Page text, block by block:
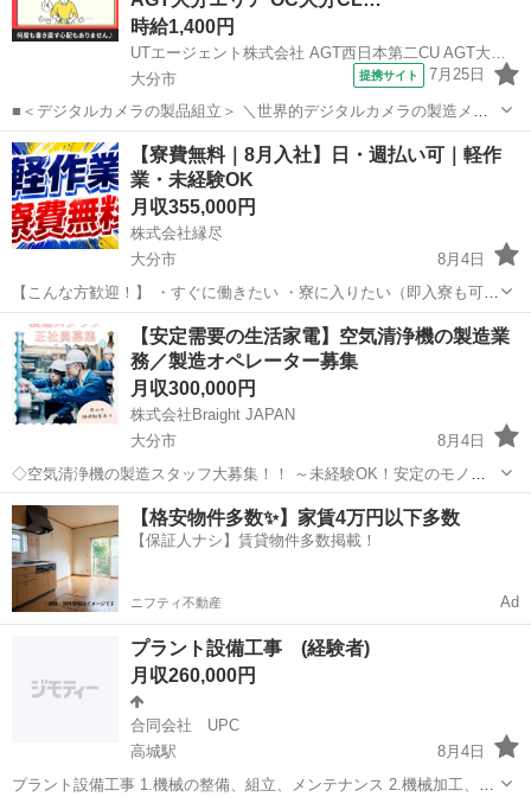
時給1,400円
UTエージェント株式会社 AGT西日本第二CU AGT大分エリア OC大分CL 《JYFT1C》
大分市
提携サイト 7月25日
■＜デジタルカメラの製品組立＞ ＼世界的デジタルカメラの製造メー
カーでのお仕事！／ ＜具体的には…＞ ★デジタルカメラの製品組立の
お仕事です！ ◆複数装置を扱うマルチタスク業務 ◆正確な作業が必要
です！手先が器用な方歓...
大分 大分市 工場
【寮費無料｜8月入社】日・週払い可｜軽作
業・未経験OK
月収355,000円
株式会社縁尽
大分市
8月4日
【こんな方歓迎！】 ・すぐに働きたい ・寮に入りたい（即入寮も可）
・日払い、週払いを利用したい ・稼ぎたい ・モクモク作業がしたい
・未経験から始めたい まずはお気軽にご相談ください◎ ↓↓↓↓...
大分 大分市 工場
【安定需要の生活家電】空気清浄機の製造業
務／製造オペレーター募集
月収300,000円
株式会社Braight JAPAN
大分市
8月4日
◇空気清浄機の製造スタッフ大募集！！ ～未経験OK！安定のモノづ
くりワーク～ 📌 たった10秒でわかる！このお仕事のポイント☝ ✅ 未
経験から“手に職”がつけられる！ ✅ コツコツ・モクモク作業が好きな
方にぴった...
大分 大分市 その他 未経験
【格安物件多数✨】家賃4万円以下多数
【保証人ナシ】賃貸物件多数掲載！
ニフティ不動産 Ad
プラント設備工事 (経験者)
月収260,000円
合同会社 UPC
高城駅
8月4日
プラント設備工事 1.機械の整備、組立、メンテナンス 2.機械加工、据